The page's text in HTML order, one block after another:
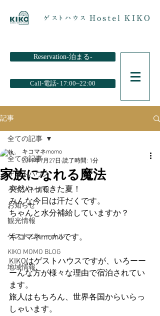
Reservation-泊まる-
Call-電話- 17:00~22:00
記事
全ての記事
ゲストハウス
イベント情報
お知らせ
観光情報
ゲスト ジャーナル
KIKO MOMO BLOG
地域情報
全ての記事
家族になれる魔法
キコマネmomo
2019年7月27日 読了時間: 1分
突然やってきた夏！
みんな今日は汗だくです。
ちゃんと水分補給していますか？
キコマネmomoです。
KIKOはゲストハウスですが、いろーー
ーんな方が様々な理由で宿泊されてい
ます。
旅人はもちろん、世界各国からいらっ
しゃいます。